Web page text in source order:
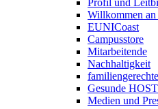
Profil und
Willkommen
EUNICoast
Campusstore
Mitarbeitende
Nachhaltigkeit
Gesunde HOST
Medien und